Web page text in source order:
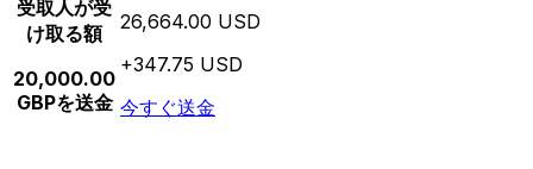
受取人が受
け取る額
20,000.00
GBPを送金
26,664.00 USD
+347.75 USD
今すぐ送金